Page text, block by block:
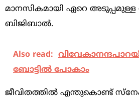
മാനസികമായി ഏറെ അടുപ്പമുള്ള
ബിജിബാല്‍.
Also read:
ബോട്ടിൽ പോകാം
ജീവിതത്തില്‍ എന്തുകൊണ്ട്